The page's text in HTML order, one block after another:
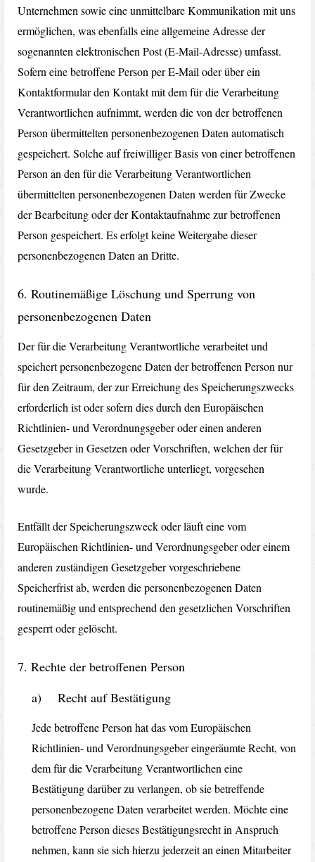
Unternehmen sowie eine unmittelbare Kommunikation mit uns
ermöglichen, was ebenfalls eine allgemeine Adresse der
sogenannten elektronischen Post (E-Mail-Adresse) umfasst.
Sofern eine betroffene Person per E-Mail oder über ein
Kontaktformular den Kontakt mit dem für die Verarbeitung
Verantwortlichen aufnimmt, werden die von der betroffenen
Person übermittelten personenbezogenen Daten automatisch
gespeichert. Solche auf freiwilliger Basis von einer betroffenen
Person an den für die Verarbeitung Verantwortlichen
übermittelten personenbezogenen Daten werden für Zwecke
der Bearbeitung oder der Kontaktaufnahme zur betroffenen
Person gespeichert. Es erfolgt keine Weitergabe dieser
personenbezogenen Daten an Dritte.
6. Routinemäßige Löschung und Sperrung von
personenbezogenen Daten
Der für die Verarbeitung Verantwortliche verarbeitet und
speichert personenbezogene Daten der betroffenen Person nur
für den Zeitraum, der zur Erreichung des Speicherungszwecks
erforderlich ist oder sofern dies durch den Europäischen
Richtlinien- und Verordnungsgeber oder einen anderen
Gesetzgeber in Gesetzen oder Vorschriften, welchen der für
die Verarbeitung Verantwortliche unterliegt, vorgesehen
wurde.
Entfällt der Speicherungszweck oder läuft eine vom
Europäischen Richtlinien- und Verordnungsgeber oder einem
anderen zuständigen Gesetzgeber vorgeschriebene
Speicherfrist ab, werden die personenbezogenen Daten
routinemäßig und entsprechend den gesetzlichen Vorschriften
gesperrt oder gelöscht.
7. Rechte der betroffenen Person
a) Recht auf Bestätigung
Jede betroffene Person hat das vom Europäischen
Richtlinien- und Verordnungsgeber eingeräumte Recht, von
dem für die Verarbeitung Verantwortlichen eine
Bestätigung darüber zu verlangen, ob sie betreffende
personenbezogene Daten verarbeitet werden. Möchte eine
betroffene Person dieses Bestätigungsrecht in Anspruch
nehmen, kann sie sich hierzu jederzeit an einen Mitarbeiter